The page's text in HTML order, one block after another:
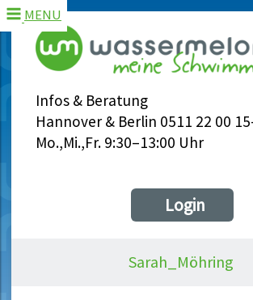
Infos & Beratung
Hannover & Berlin 0511 22 00
Mo.,Mi.,Fr. 9:30–13:00 Uhr
MENU
Login
Sarah_Möhring